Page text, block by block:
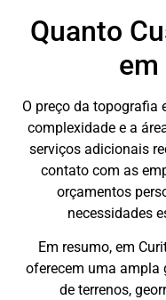
Quanto
em
O preço da topografia
complexidade e a
serviços adicionais
contato com as
orçamentos
necessidades
Em resumo, em
oferecem uma ampla
de terrenos,